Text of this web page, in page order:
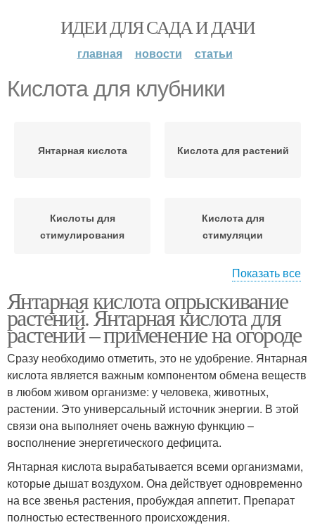
ИДЕИ ДЛЯ САДА И ДАЧИ
главная новости статьи
Кислота для клубники
Янтарная кислота Кислота для растений
Кислоты для
стимулирования
Кислота для
стимуляции
культурах
Кислота для роз
Показать все
Янтарная кислота опрыскивание
растений. Янтарная кислота для
растений – применение на огороде
Сразу необходимо отметить, это не удобрение. Янтарная
кислота является важным компонентом обмена веществ
в любом живом организме: у человека, животных,
растении. Это универсальный источник энергии. В этой
связи она выполняет очень важную функцию –
восполнение энергетического дефицита.
Янтарная кислота вырабатывается всеми организмами,
которые дышат воздухом. Она действует одновременно
на все звенья растения, пробуждая аппетит. Препарат
полностью естественного происхождения.